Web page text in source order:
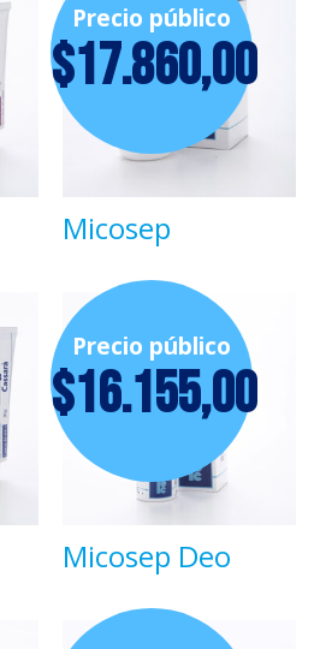
Precio público
$17.860,00
Micosep
Precio público
$16.155,00
Micosep Deo